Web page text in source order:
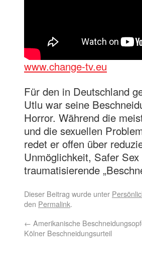
www.change-tv.eu
Für den in Deutschland
Utlu war seine
Horror. Während die
und die sexuellen
redet er offen über
Unmöglichkeit, Safer
traumatisierende
Dieser Beitrag wurde unter
den Permalink.
← Amerikanische
Kölner Beschneidungsurteil